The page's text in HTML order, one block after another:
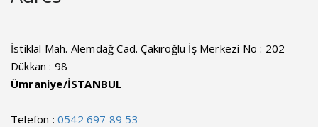
İstiklal Mah. Alemdağ Cad. Çakıroğlu İş Merkezi No : 202
Dükkan : 98
Ümraniye/İSTANBUL
Telefon : 0542 697 89 53